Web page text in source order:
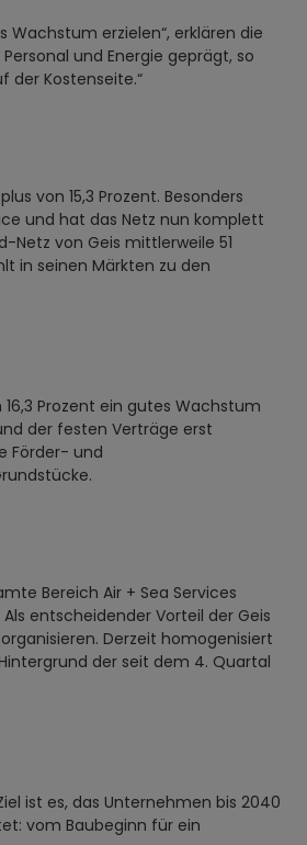
erzielen“, erklären die
und Energie geprägt, so
der Kostenseite.“
von 15,3 Prozent. Besonders
und hat das Netz nun komplett
von Geis mittlerweile 51
in seinen Märkten zu den
Prozent ein gutes Wachstum
der festen Verträge erst
Förder- und
Bereich Air + Sea Services
entscheidender Vorteil der Geis
Derzeit homogenisiert
der seit dem 4. Quartal
ist es, das Unternehmen bis 2040
vom Baubeginn für ein